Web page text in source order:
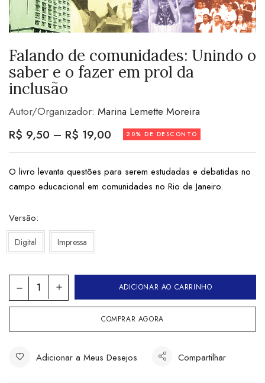
Falando de comunidades: Unindo o
saber e o fazer em prol da
inclusão
Autor/Organizador: Marina Lemette Moreira
R$ 9,50 – R$ 19,00 20% DE DESCONTO
O livro levanta questões para serem estudadas e debatidas no
campo educacional em comunidades no Rio de Janeiro.
Versão
Digital Impressa
ADICIONAR AO CARRINHO
COMPRAR AGORA
Adicionar a Meus Desejos Compartilhar